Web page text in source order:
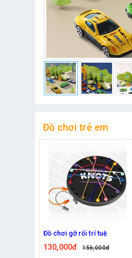
Đồ chơi trẻ em
Đồ chơi gỡ rối trí tuệ
130,000đ 156,000đ